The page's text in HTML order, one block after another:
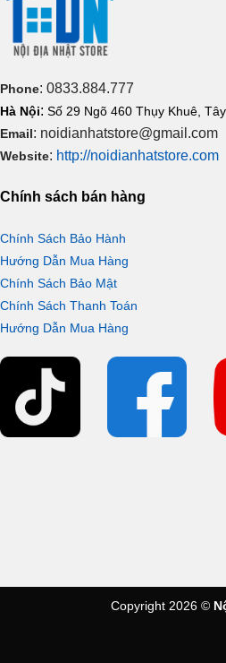
Phone: 0833.884.777
Hà Nội: Số 29 Ngõ 460 Thụy Khuê,
Email: noidianhatstore@gmail.com
Website: http://noidianhatstore.com
Chính sách bán hàng
Chính Sách Bảo Hành
Hướng Dẫn Mua Hàng
Chính Sách Bảo Mật
Chính Sách Thanh Toán
Hướng Dẫn Mua Hàng
Copyright 2026 ©